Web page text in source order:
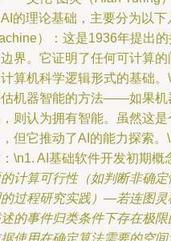
的理论基础，主要分为以
）：这是1936年提出
界。它证明了任何可计算
算机科学逻辑形式的基础
机器智能的方法——如果机
则认为拥有智能。虽然这
但它推动了AI的能力探索。
\n1. AI基础软件开发初期概
计算可行性（如判断非确
过程研究实践）—若连图
的事件归类条件下存在极
使用在确定算法需要的空